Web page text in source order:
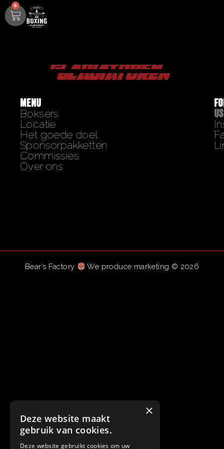
0
gladiatoren
MENU
Boksers
Locatie
Het goede doel
Sponsorpakketten
Commissies
Over ons
US
Bear’s Factory We produce marketing © 2026
×
Deze website maakt
gebruik van cookies.
Deze website gebruikt cookies om uw